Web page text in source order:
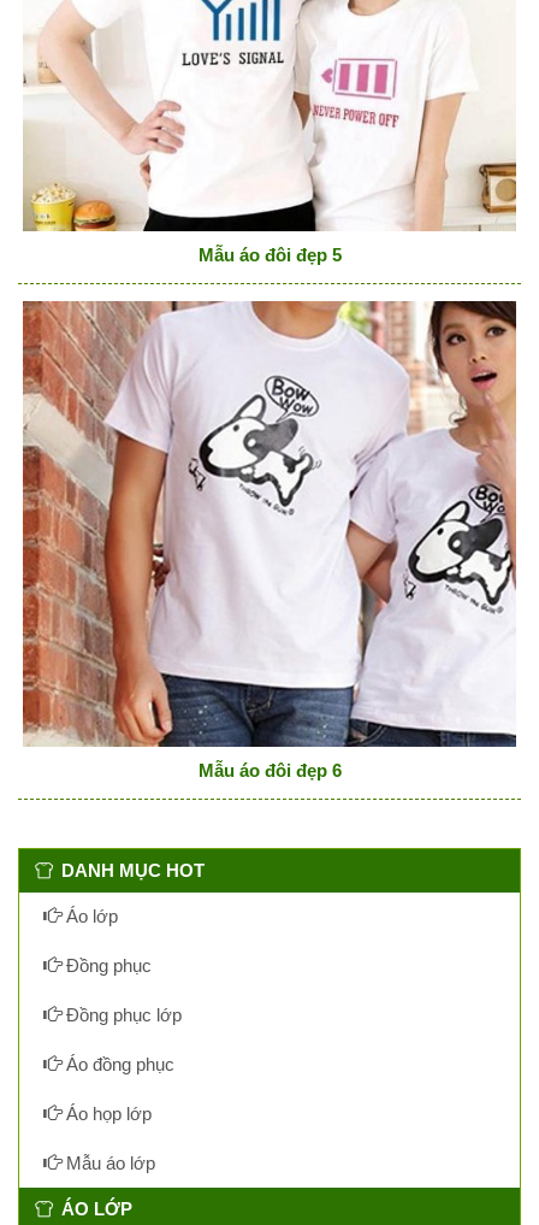
Mẫu áo đôi đẹp 5
Mẫu áo đôi đẹp 6
DANH MỤC HOT
Áo lớp
Đồng phục
Đồng phục lớp
Áo đồng phục
Áo họp lớp
Mẫu áo lớp
ÁO LỚP